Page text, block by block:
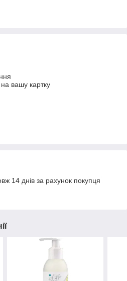
вашу картку
14 днів за рахунок покупця